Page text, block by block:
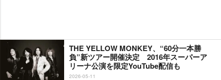
THE YELLOW MONKEY、“60分一本勝
負”新ツアー開催決定 2016年スーパーア
リーナ公演を限定YouTube配信も
2026-05-11